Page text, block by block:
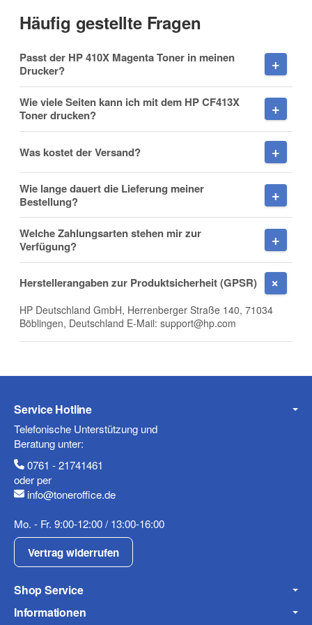
Nachname
Firma
Mobiltelefon
Häufig gestellte Fragen
Passt der HP 410X Magenta Toner in meinen
Drucker?
Wie viele Seiten kann ich mit dem HP CF413X
Toner drucken?
Was kostet der Versand?
Wie lange dauert die Lieferung meiner
Bestellung?
Welche Zahlungsarten stehen mir zur
Verfügung?
Herstellerangaben zur Produktsicherheit (GPSR)
HP Deutschland GmbH, Herrenberger Straße 140, 71034
Böblingen, Deutschland E-Mail: support@hp.com
Service Hotline
Telefonische Unterstützung und
Beratung unter:
0761 - 21741461
oder per
info@toneroffice.de
Mo. - Fr. 9:00-12:00 / 13:00-16:00
Vertrag widerrufen
Shop Service
Informationen